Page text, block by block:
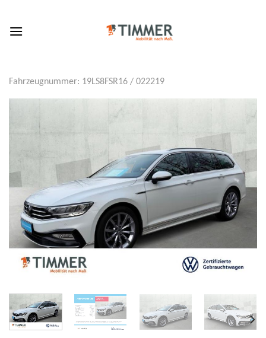
content
Fahrzeugnummer: 19LS8FSR16 / 022219